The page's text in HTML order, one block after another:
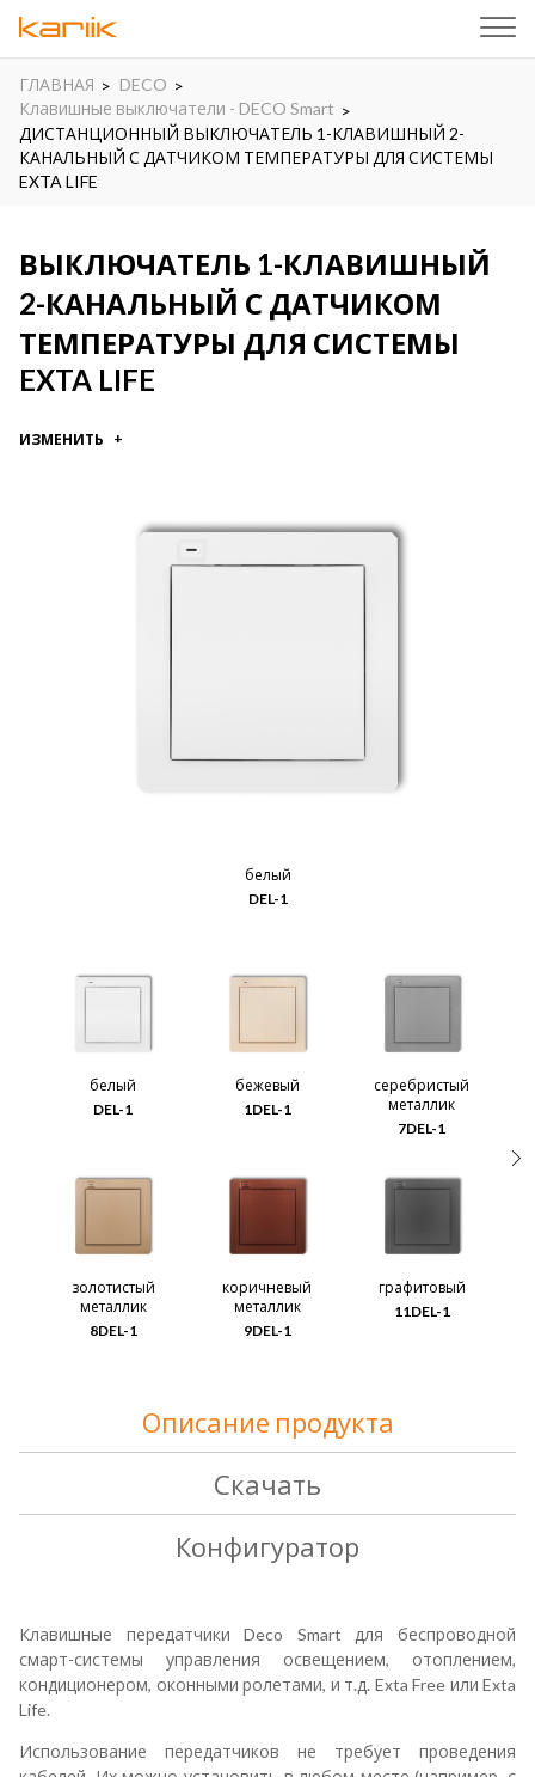
ГЛАВНАЯ
DECO
Клавишные выключатели - DECO Smart
ДИСТАНЦИОННЫЙ ВЫКЛЮЧАТЕЛЬ 1-КЛАВИШНЫЙ 2-
КАНАЛЬНЫЙ С ДАТЧИКОМ ТЕМПЕРАТУРЫ ДЛЯ СИСТЕМЫ
EXTA LIFE
ВЫКЛЮЧАТЕЛЬ 1-КЛАВИШНЫЙ
2-КАНАЛЬНЫЙ С ДАТЧИКОМ
ТЕМПЕРАТУРЫ ДЛЯ СИСТЕМЫ
EXTA LIFE
ИЗМЕНИТЬ
белый
DEL-1
белый
DEL-1
бежевый
1DEL-1
серебристый
металлик
7DEL-1
золотистый
металлик
8DEL-1
коричневый
металлик
9DEL-1
графитовый
11DEL-1
Описание продукта
Скачать
Конфигуратор
Клавишные передатчики Deco Smart для беспроводной
смарт-системы управления освещением, отоплением,
кондиционером, оконными ролетами, и т.д. Exta Free или Exta
Life.
Использование передатчиков не требует проведения